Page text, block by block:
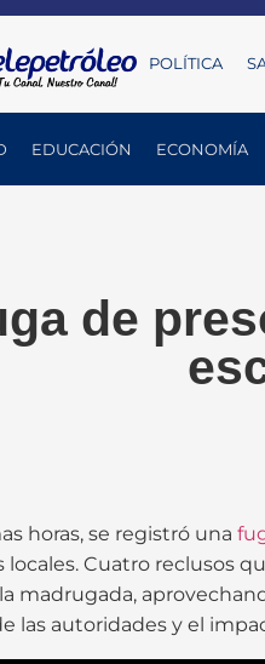
POLÍTICA
EDUCACIÓN ECONOMÍA
de
horas, se registró una
locales. Cuatro reclusos
madrugada,
las autoridades y el